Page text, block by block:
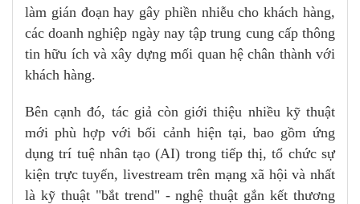
làm gián đoạn hay gây phiền nhiễu cho khách hàng,
các doanh nghiệp ngày nay tập trung cung cấp thông
tin hữu ích và xây dựng mối quan hệ chân thành với
khách hàng.
Bên cạnh đó, tác giả còn giới thiệu nhiều kỹ thuật
mới phù hợp với bối cảnh hiện tại, bao gồm ứng
dụng trí tuệ nhân tạo (AI) trong tiếp thị, tổ chức sự
kiện trực tuyến, livestream trên mạng xã hội và nhất
là kỹ thuật "bắt trend" - nghệ thuật gắn kết thương